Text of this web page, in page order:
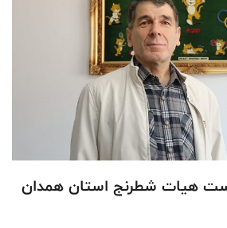
هیات شطرنج استان همدان